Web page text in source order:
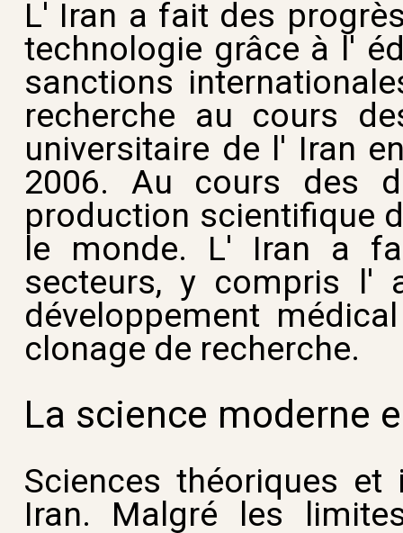
L' Iran a fait des
technologie grâce à l'
sanctions
recherche au cours
universitaire de l' Iran
2006. Au cours des
production scientifique
le monde. L' Iran a
secteurs, y compris l'
développement
clonage de recherche.
La science moderne
Sciences théoriques
Iran. Malgré les